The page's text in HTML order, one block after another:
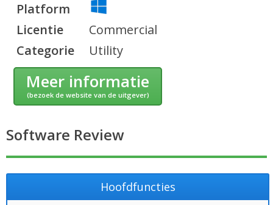
Platform
Licentie
Commercial
Categorie
Utility
Meer informatie
(bezoek de website van de uitgever)
Software Review
Hoofdfuncties